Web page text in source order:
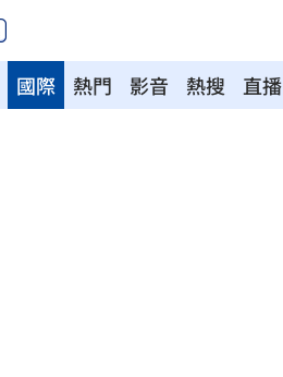
熱門 影音 熱搜 直播
國際